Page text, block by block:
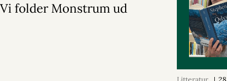
Vi folder Monstrum ud